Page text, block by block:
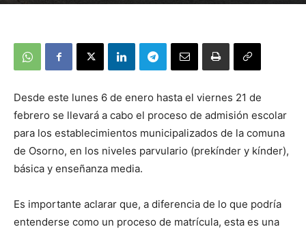
Desde este lunes 6 de enero hasta el viernes 21 de
febrero se llevará a cabo el proceso de admisión escolar
para los establecimientos municipalizados de la comuna
de Osorno, en los niveles parvulario (prekínder y kínder),
básica y enseñanza media.
Es importante aclarar que, a diferencia de lo que podría
entenderse como un proceso de matrícula, esta es una